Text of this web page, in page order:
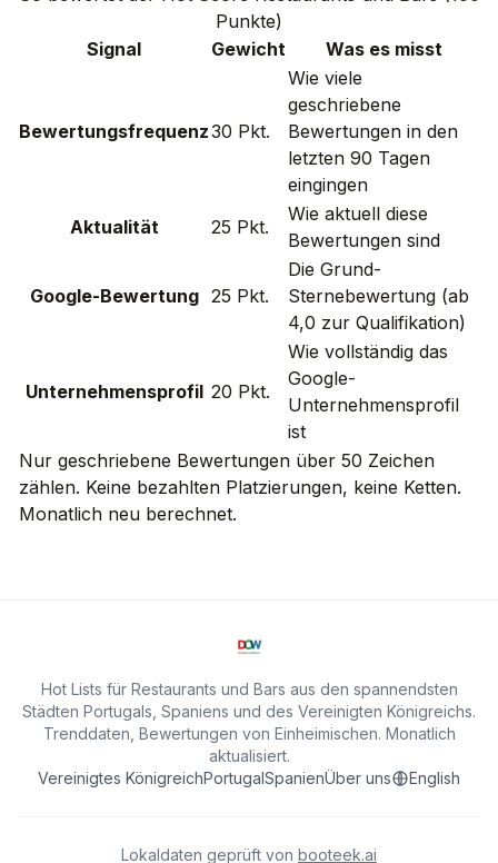
Punkte)
Signal
Gewicht Was es misst
Bewertungsfrequenz30 Pkt.
Wie viele
geschriebene
Bewertungen in den
letzten 90 Tagen
eingingen
Aktualität
25 Pkt.
Wie aktuell diese
Bewertungen sind
Google-Bewertung 25 Pkt.
Die Grund-
Sternebewertung (ab
4,0 zur Qualifikation)
Unternehmensprofil 20 Pkt.
Wie vollständig das
Google-
Unternehmensprofil
ist
Nur geschriebene Bewertungen über 50 Zeichen
zählen. Keine bezahlten Platzierungen, keine Ketten.
Monatlich neu berechnet.
Hot Lists für Restaurants und Bars aus den spannendsten
Städten Portugals, Spaniens und des Vereinigten Königreichs.
Trenddaten, Bewertungen von Einheimischen. Monatlich
aktualisiert.
Vereinigtes KönigreichPortugalSpanienÜber uns English
Lokaldaten geprüft von booteek.ai